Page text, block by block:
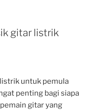
gitar listrik
untuk pemula
penting bagi siapa
gitar yang